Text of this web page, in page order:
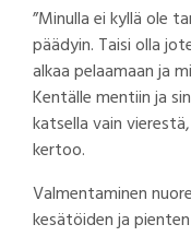
”Minulla ei kyllä ole
päädyin. Taisi olla
alkaa pelaamaan ja
Kentälle mentiin ja
katsella vain
kertoo.
Valmentaminen
kesätöiden ja